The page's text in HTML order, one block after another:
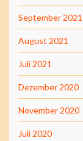
September 2021
August 2021
Juli 2021
Dezember 2020
November 2020
Juli 2020